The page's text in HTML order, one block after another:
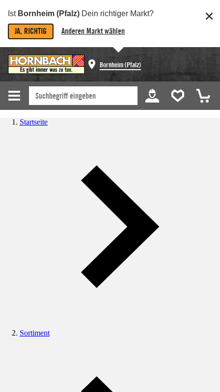
Ist Bornheim (Pfalz) Dein richtiger Markt?
JA, RICHTIG Anderen Markt wählen
Bornheim (Pfalz)
Startseite
Sortiment